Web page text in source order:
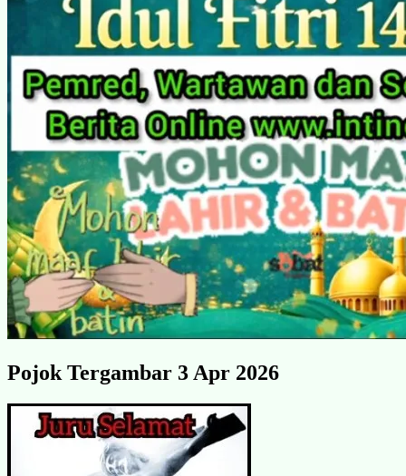
Pojok Tergambar 3 Apr 2026